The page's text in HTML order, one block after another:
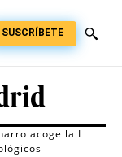
SUSCRÍBETE
acoge la I